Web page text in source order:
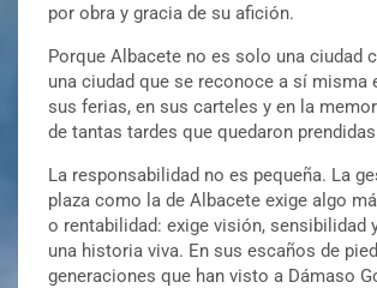
por obra y gracia de su afición.
Porque Albacete no es solo una ciudad
una ciudad que se reconoce a sí misma
sus ferias, en sus carteles y en la
de tantas tardes que quedaron
La responsabilidad no es pequeña. La
plaza como la de Albacete exige algo
o rentabilidad: exige visión, sensibilidad
una historia viva. En sus escaños de
generaciones que han visto a Dámaso